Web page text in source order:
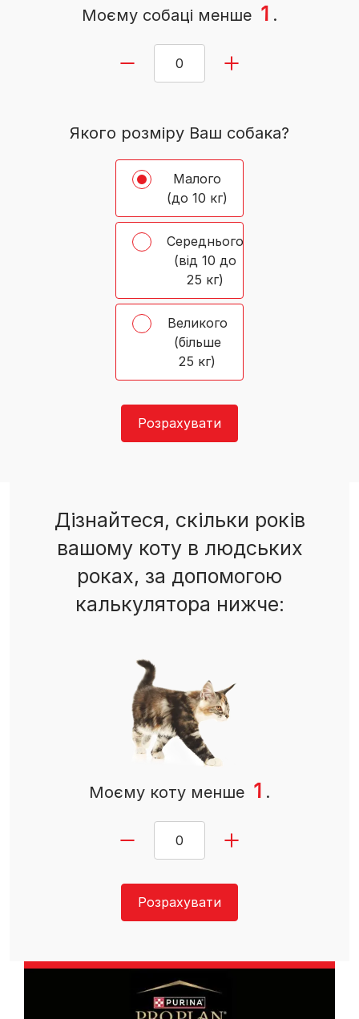
Моєму собаці менше 1 .
Якого розміру Ваш собака?
Малого
(до 10 кг)
Середнього
(від 10 до
25 кг)
Великого
(більше
25 кг)
Розрахувати
Дізнайтеся, скільки років
вашому коту в людських
роках, за допомогою
калькулятора нижче:
Моєму коту менше 1 .
Розрахувати